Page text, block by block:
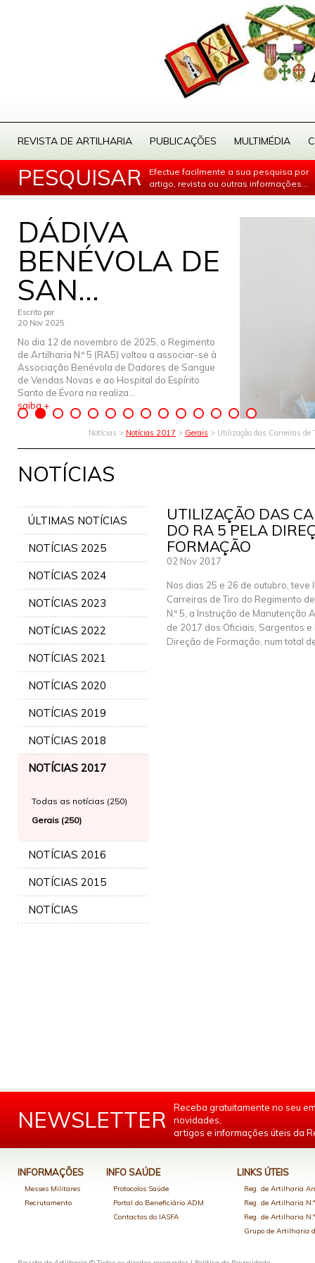
REVISTA DE ARTILHARIA PUBLICAÇÕES MULTIMÉDIA
PESQUISAR
Efectue facilmente a sua pesquisa por
artigo, revista ou outras informações...
DÁDIVA
BENÉVOLA DE
SAN...
Escrito por
20 Nov 2025
No dia 12 de novembro de 2025, o Regimento
de Artilharia N.º 5 (RA5) voltou a associar-se à
Associação Benévola de Dadores de Sangue
de Vendas Novas e ao Hospital do Espírito
Santo de Évora na realiza...
saiba +
Notícias > Notícias 2017 > Gerais > Utilização das Carreiras de
NOTÍCIAS
ÚLTIMAS NOTÍCIAS
NOTÍCIAS 2025
NOTÍCIAS 2024
NOTÍCIAS 2023
NOTÍCIAS 2022
NOTÍCIAS 2021
NOTÍCIAS 2020
NOTÍCIAS 2019
NOTÍCIAS 2018
NOTÍCIAS 2017
Todas as notícias (250)
Gerais (250)
NOTÍCIAS 2016
NOTÍCIAS 2015
NOTÍCIAS
UTILIZAÇÃO DAS
DO RA 5 PELA
FORMAÇÃO
02 Nov 2017
Nos dias 25 e 26 de outubro, teve
Carreiras de Tiro do Regimento
N.º 5, a Instrução de Manutenção
de 2017 dos Oficiais, Sargentos
Direção de Formação, num total
NEWSLETTER
Receba gratuitamente no seu
novidades,
artigos e informações úteis da
INFORMAÇÕES
Messes Militares
Recrutamento
INFO SAÚDE
Protocolos Saúde
Portal do Beneficiário ADM
Contactos do IASFA
LINKS ÚTEIS
Reg. de Artilharia
Reg. de Artilharia
Reg. de Artilharia
Grupo de Artilharia